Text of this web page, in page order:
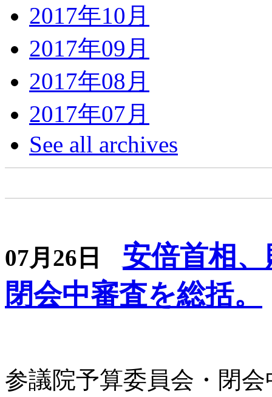
2017年10月
2017年09月
2017年08月
2017年07月
See all archives
07月26日
安倍首相
閉会中審査を総括。
参議院予算委員会・閉